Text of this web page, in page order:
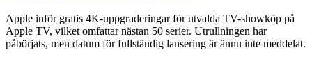
Apple inför gratis 4K-uppgraderingar för utvalda TV-showköp på
Apple TV, vilket omfattar nästan 50 serier. Utrullningen har
påbörjats, men datum för fullständig lansering är ännu inte meddelat.